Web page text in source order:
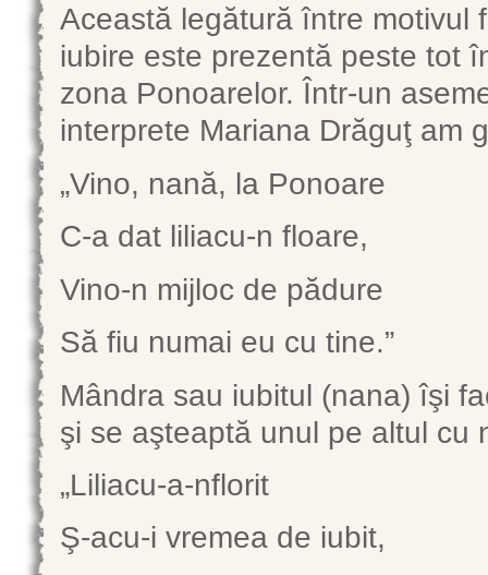
Această legătură între
iubire este prezentă peste tot
zona Ponoarelor. Într-un
interprete Mariana Drăguţ am
„Vino, nană, la Ponoare
C-a dat liliacu-n floare,
Vino-n mijloc de pădure
Să fiu numai eu cu tine.”
Mândra sau iubitul (nana) îşi
şi se aşteaptă unul pe altul cu
„Liliacu-a-nflorit
Ş-acu-i vremea de iubit,